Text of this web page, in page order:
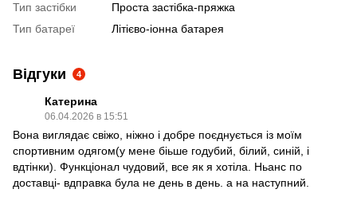
Тип застібки
Проста застібка-пряжка
Тип батареї
Літієво-іонна батарея
Відгуки 4
Катерина
06.04.2026 в 15:51
Вона виглядає свіжо, ніжно і добре поєднується із моїм
спортивним одягом(у мене біьше годубий, білий, синій, і
вдтінки). Функціонал чудовий, все як я хотіла. Ньанс по
доставці- вдправка була не день в день. а на наступний.